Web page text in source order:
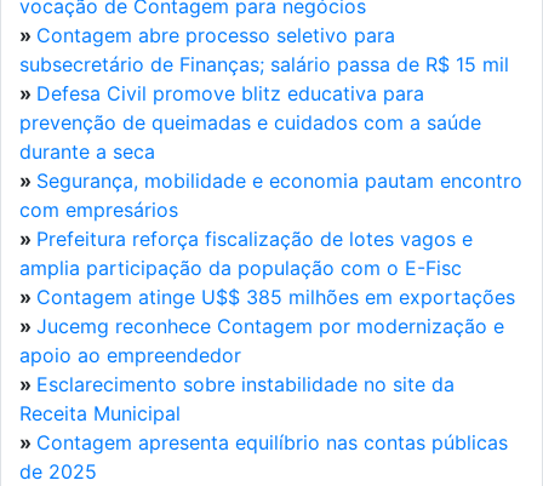
vocação de Contagem para negócios
» Contagem abre processo seletivo para
subsecretário de Finanças; salário passa de R$ 15 mil
» Defesa Civil promove blitz educativa para
prevenção de queimadas e cuidados com a saúde
durante a seca
» Segurança, mobilidade e economia pautam encontro
com empresários
» Prefeitura reforça fiscalização de lotes vagos e
amplia participação da população com o E-Fisc
» Contagem atinge U$$ 385 milhões em exportações
» Jucemg reconhece Contagem por modernização e
apoio ao empreendedor
» Esclarecimento sobre instabilidade no site da
Receita Municipal
» Contagem apresenta equilíbrio nas contas públicas
de 2025